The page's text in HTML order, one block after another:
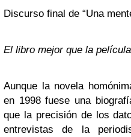
Discurso final de “Una
El libro mejor que la película
Aunque la novela
en 1998 fuese una
que la precisión de los
entrevistas de la